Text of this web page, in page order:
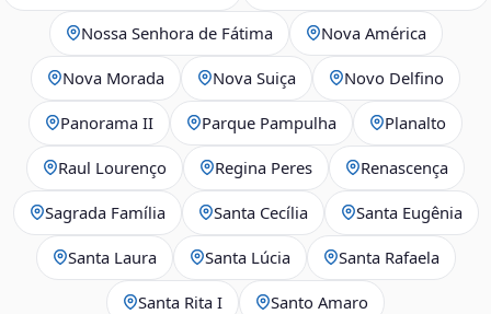
Nossa Senhora de Fátima Nova América
Nova Morada Nova Suiça Novo Delfino
Panorama II Parque Pampulha Planalto
Raul Lourenço Regina Peres Renascença
Sagrada Família Santa Cecília Santa Eugênia
Santa Laura Santa Lúcia Santa Rafaela
Santa Rita I Santo Amaro